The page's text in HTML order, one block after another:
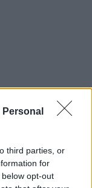
third parties, or
for
opt-out